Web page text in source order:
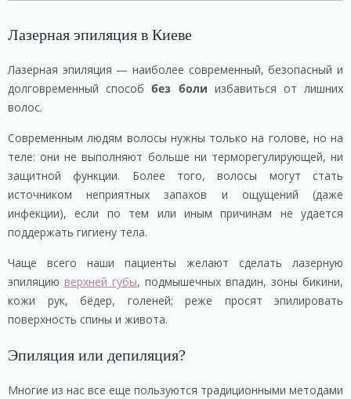
Лазерная эпиляция в Киеве
Лазерная эпиляция — наиболее современный, безопасный и
долговременный способбез боли избавиться от лишних
волос.
Современным людям волосы нужны только на голове, но на
теле: они не выполняют больше ни терморегулирующей, ни
защитной функции. Более того, волосы могут стать
источником неприятных запахов и ощущений (даже
инфекции), если по тем или иным причинам не удается
поддержать гигиену тела.
Чаще всего наши пациенты желают сделать лазерную
эпиляцию верхней губы, подмышечных впадин, зоны бикини,
кожи рук, бёдер, голеней; реже просят эпилировать
поверхность спины и живота.
Эпиляция или депиляция?
Многие из нас все еще пользуются традиционными методами